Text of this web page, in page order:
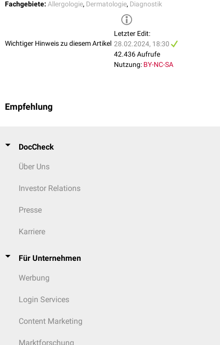
Fachgebiete: Allergologie, Dermatologie, Diagnostik
Wichtiger Hinweis zu diesem Artikel
Letzter Edit:
28.02.2024, 18:30
42.436 Aufrufe
Nutzung: BY-NC-SA
Empfehlung
DocCheck
Über Uns
Investor Relations
Presse
Karriere
Für Unternehmen
Werbung
Login Services
Content Marketing
Marktforschung